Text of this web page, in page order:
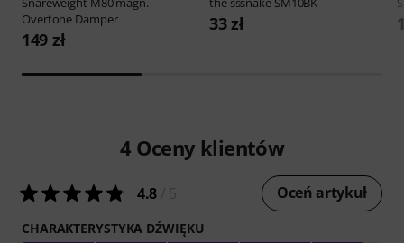
Overtone Damper
149 zł
33 zł
4 Oceny klientów
4.8 Oceń artykuł
CHARAKTERYSTYKA DŹWIĘKU